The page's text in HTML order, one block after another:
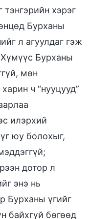
хэрэг
Бурханы
л агуулдаг гэж
Хүмүүс Бурханы
мөн
ч “нууцууд”
илэрхий
юу болохыг,
дотор л
энэ нь
Бурханы үгийг
байхгүй бөгөөд